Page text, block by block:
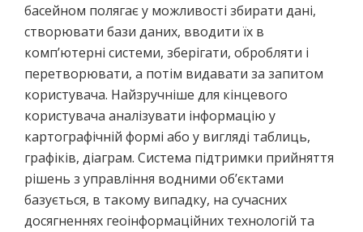
басейном полягає у можливості збирати дані,
створювати бази даних, вводити їх в
комп’ютерні системи, зберігати, обробляти і
перетворювати, а потім видавати за запитом
користувача. Найзручніше для кінцевого
користувача аналізувати інформацію у
картографічній формі або у вигляді таблиць,
графіків, діаграм. Система підтримки прийняття
рішень з управління водними об’єктами
базується, в такому випадку, на сучасних
досягненнях геоінформаційних технологій та